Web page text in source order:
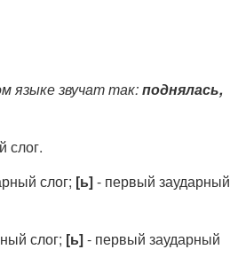
языке звучат так:поднялась,
слог.
слог; [ь]- первый заударный
слог; [ь]- первый заударный